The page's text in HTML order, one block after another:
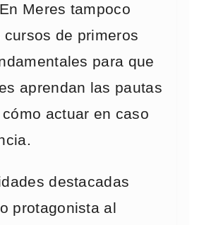
Meres tampoco
de primeros
para que
aprendan las pautas
actuar en caso
destacadas
protagonista al